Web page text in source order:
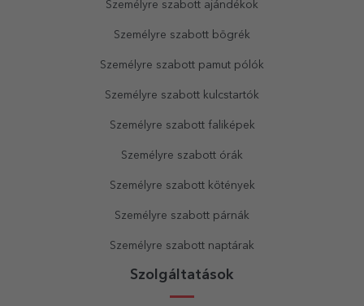
Személyre szabott ajándékok
Személyre szabott bögrék
Személyre szabott pamut pólók
Személyre szabott kulcstartók
Személyre szabott faliképek
Személyre szabott órák
Személyre szabott kötények
Személyre szabott párnák
Személyre szabott naptárak
Szolgáltatások